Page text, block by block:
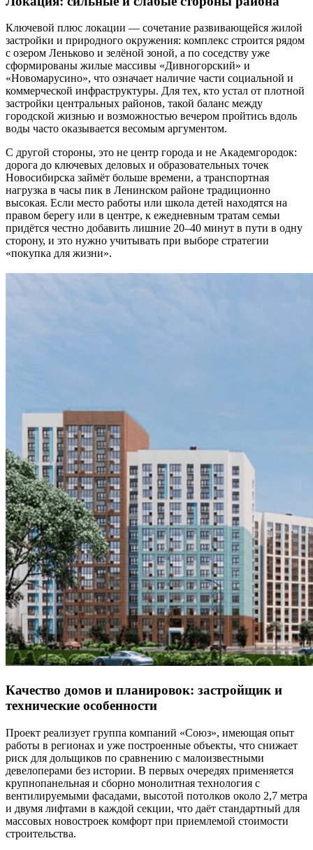
Ключевой плюс локации — сочетание развивающейся жилой
застройки и природного окружения: комплекс строится рядом
с озером Леньково и зелёной зоной, а по соседству уже
сформированы жилые массивы «Дивногорский» и
«Новомарусино», что означает наличие части социальной и
коммерческой инфраструктуры. Для тех, кто устал от плотной
застройки центральных районов, такой баланс между
городской жизнью и возможностью вечером пройтись вдоль
воды часто оказывается весомым аргументом.
С другой стороны, это не центр города и не Академгородок:
дорога до ключевых деловых и образовательных точек
Новосибирска займёт больше времени, а транспортная
нагрузка в часы пик в Ленинском районе традиционно
высокая. Если место работы или школа детей находятся на
правом берегу или в центре, к ежедневным тратам семьи
придётся честно добавить лишние 20–40 минут в пути в одну
сторону, и это нужно учитывать при выборе стратегии
«покупка для жизни».
Качество домов и планировок: застройщик и
технические особенности
Проект реализует группа компаний «Союз», имеющая опыт
работы в регионах и уже построенные объекты, что снижает
риск для дольщиков по сравнению с малоизвестными
девелоперами без истории. В первых очередях применяется
крупнопанельная и сборно монолитная технология с
вентилируемыми фасадами, высотой потолков около 2,7 метра
и двумя лифтами в каждой секции, что даёт стандартный для
массовых новостроек комфорт при приемлемой стоимости
строительства.